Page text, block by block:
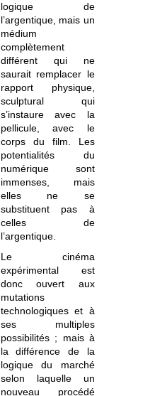
logique de
l’argentique, mais un
médium
complètement
différent qui ne
saurait remplacer le
rapport physique,
sculptural qui
s’instaure avec la
pellicule, avec le
corps du film. Les
potentialités du
numérique sont
immenses, mais
elles ne se
substituent pas à
celles de
l’argentique.
Le cinéma
expérimental est
donc ouvert aux
mutations
technologiques et à
ses multiples
possibilités ; mais à
la différence de la
logique du marché
selon laquelle un
nouveau procédé